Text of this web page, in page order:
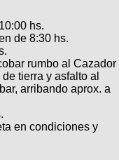
hs.
de 8:30 hs.
rumbo al Cazador
tierra y asfalto al
arribando aprox. a
en condiciones y